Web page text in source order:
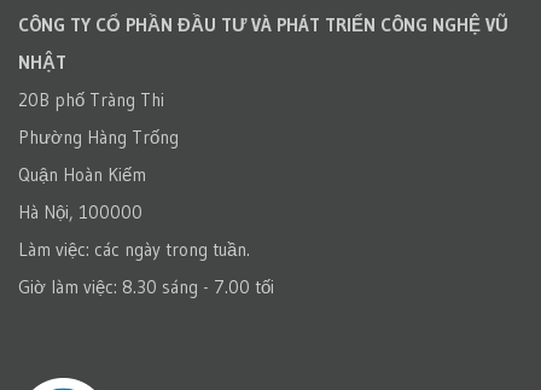
CÔNG TY CỔ PHẦN ĐẦU TƯ VÀ PHÁT TRIỂN CÔNG NGHỆ VŨ
NHẬT
20B phố Tràng Thi
Phường Hàng Trống
Quận Hoàn Kiếm
Hà Nội, 100000
Làm việc: các ngày trong tuần.
Giờ làm việc: 8.30 sáng - 7.00 tối